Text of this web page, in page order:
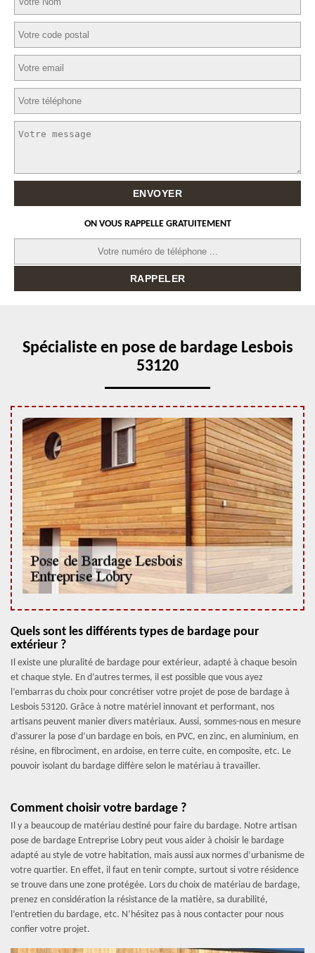
ON VOUS RAPPELLE GRATUITEMENT
Spécialiste en pose de bardage Lesbois
53120
Quels sont les différents types de bardage pour
extérieur ?
Il existe une pluralité de bardage pour extérieur, adapté à chaque besoin
et chaque style. En d’autres termes, il est possible que vous ayez
l’embarras du choix pour concrétiser votre projet de pose de bardage à
Lesbois 53120. Grâce à notre matériel innovant et performant, nos
artisans peuvent manier divers matériaux. Aussi, sommes-nous en mesure
d’assurer la pose d’un bardage en bois, en PVC, en zinc, en aluminium, en
résine, en fibrociment, en ardoise, en terre cuite, en composite, etc. Le
pouvoir isolant du bardage diffère selon le matériau à travailler.
Comment choisir votre bardage ?
Il y a beaucoup de matériau destiné pour faire du bardage. Notre artisan
pose de bardage Entreprise Lobry peut vous aider à choisir le bardage
adapté au style de votre habitation, mais aussi aux normes d’urbanisme de
votre quartier. En effet, il faut en tenir compte, surtout si votre résidence
se trouve dans une zone protégée. Lors du choix de matériau de bardage,
prenez en considération la résistance de la matière, sa durabilité,
l’entretien du bardage, etc. N’hésitez pas à nous contacter pour nous
confier votre projet.